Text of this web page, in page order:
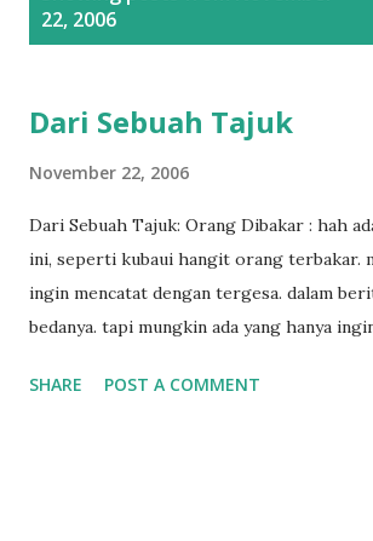
22, 2006
Dari Sebuah Tajuk
November 22, 2006
Dari Sebuah Tajuk: Orang Dibakar : hah
ini, seperti kubaui hangit orang terbakar.
ingin mencatat dengan tergesa. dalam
bedanya. tapi mungkin ada yang hanya
melupakannya. seperti biasa. seperti
SHARE POST A COMMENT